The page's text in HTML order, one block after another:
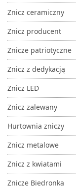
Znicz ceramiczny
Znicz producent
Znicze patriotyczne
Znicz z dedykacją
Znicz LED
Znicz zalewany
Hurtownia zniczy
Znicz metalowe
Znicz z kwiatami
Znicze Biedronka